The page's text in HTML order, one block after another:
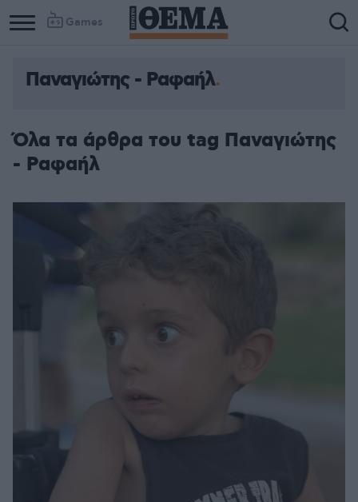
Games
Παναγιώτης - Ραφαήλ
Όλα τα άρθρα του tag Παναγιώτης
- Ραφαήλ